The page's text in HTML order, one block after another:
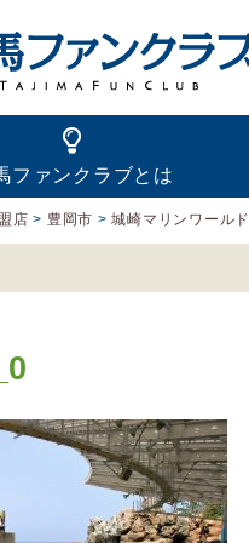
ファンクラブとは
店 > 豊岡市 >城崎マリンワールド